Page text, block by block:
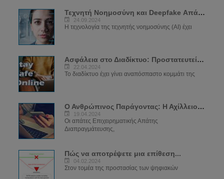
Τεχνητή Νοημοσύνη και Deepfake Απάτες:...
24.09.2024
Η τεχνολογία της τεχνητής νοημοσύνης (AI) έχει
Ασφάλεια στο Διαδίκτυο: Προστατευτείτε...
22.04.2024
Το διαδίκτυο έχει γίνει αναπόσπαστο κομμάτι της
Ο Ανθρώπινος Παράγοντας: Η Αχίλλειος...
19.04.2024
Οι απάτες Επιχειρηματικής Απάτης
Διαπραγμάτευσης,
Πώς να αποτρέψετε μια επίθεση...
04.02.2024
Στον τομέα της προστασίας των ψηφιακών